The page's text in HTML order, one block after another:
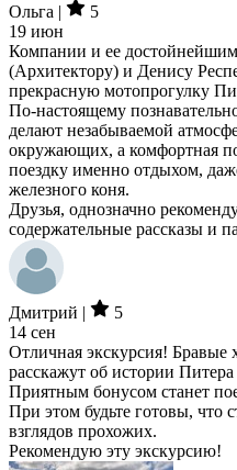
Ольга |
5
19 июн
Компании и ее
(Архитектору) и Денису
прекрасную мотопрогулку
По-настоящему
делают незабываемой
окружающих, а комфортная
поездку именно отдыхом,
железного коня.
Друзья, однозначно
содержательные рассказы и
Дмитрий |
5
14 сен
Отличная экскурсия! Бравые
расскажут об истории
Приятным бонусом станет
При этом будьте готовы, что
взглядов прохожих.
Рекомендую эту экскурсию!